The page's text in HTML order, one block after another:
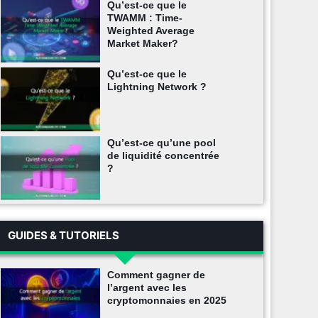
Qu’est-ce que le
TWAMM : Time-
Weighted Average
Market Maker?
Qu’est-ce que le
Lightning Network ?
Qu’est-ce qu’une pool
de liquidité concentrée
?
GUIDES & TUTORIELS
Comment gagner de
l’argent avec les
cryptomonnaies en 2025